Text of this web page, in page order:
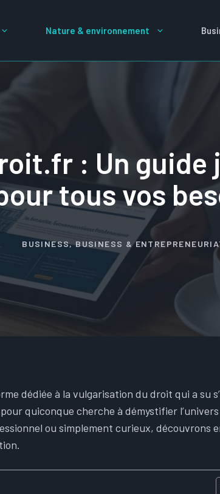
Nature & environnement
: Un guide
tous vos
BUSINESS,BUSINESS &
dédiée à la vulgarisation du droit qui a su
pour quiconque cherche à démystifier
ou simplement curieux, découvrons